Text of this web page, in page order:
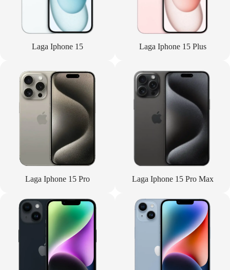
Laga Iphone 15 Laga Iphone 15 Plus
Laga Iphone 15 Pro Laga Iphone 15 Pro Max